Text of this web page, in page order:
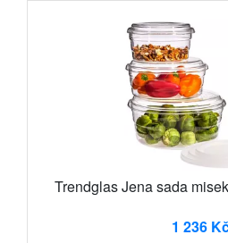
Trendglas Jena sada
1 236